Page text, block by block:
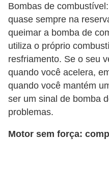
Bombas de
quase sempre na
queimar a bomba de
utiliza o próprio
resfriamento. Se o seu
quando você acelera,
quando você mantém
ser um sinal de bomba
problemas.
Motor sem força:
s
e
t
r
â
n
s
i
t